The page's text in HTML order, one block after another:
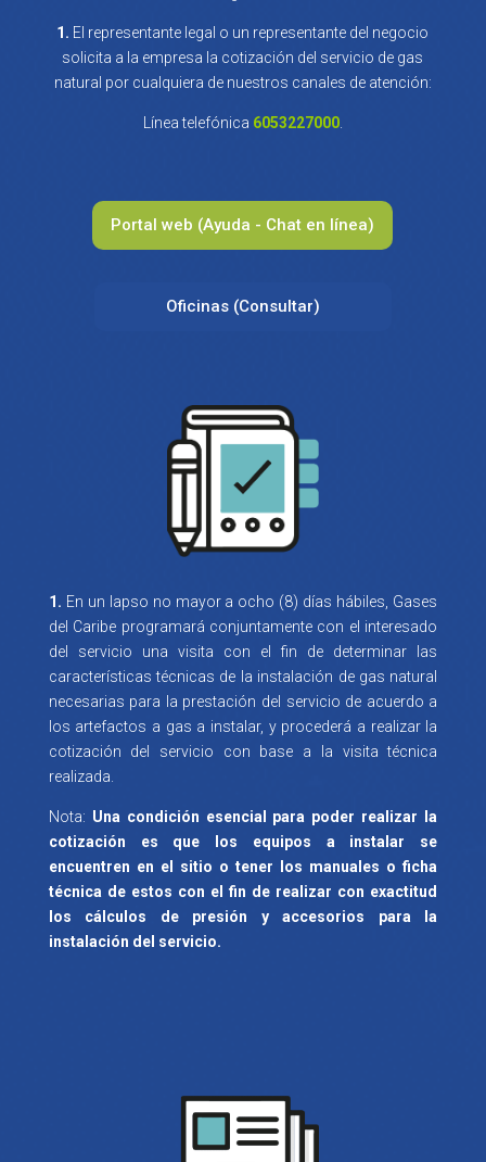
1. El representante legal o un representante del negocio
solicita a la empresa la cotización del servicio de gas
natural por cualquiera de nuestros canales de atención:
Línea telefónica 6053227000.
Portal web (Ayuda - Chat en línea)
Oficinas (Consultar)
1. En un lapso no mayor a ocho (8) días hábiles, Gases
del Caribe programará conjuntamente con el interesado
del servicio una visita con el fin de determinar las
características técnicas de la instalación de gas natural
necesarias para la prestación del servicio de acuerdo a
los artefactos a gas a instalar, y procederá a realizar la
cotización del servicio con base a la visita técnica
realizada.
Nota: Una condición esencial para poder realizar la
cotización es que los equipos a instalar se
encuentren en el sitio o tener los manuales o ficha
técnica de estos con el fin de realizar con exactitud
los cálculos de presión y accesorios para la
instalación del servicio.